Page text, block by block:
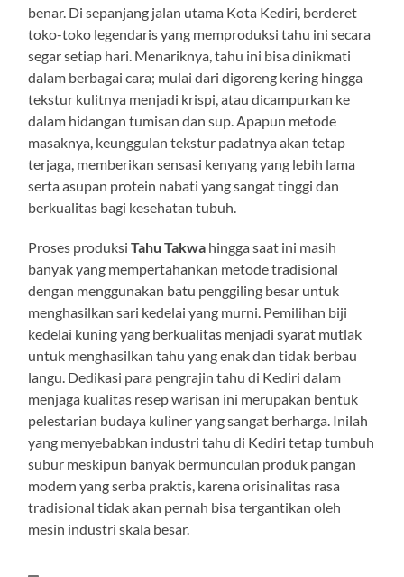
benar. Di sepanjang jalan utama Kota Kediri, berderet
toko-toko legendaris yang memproduksi tahu ini secara
segar setiap hari. Menariknya, tahu ini bisa dinikmati
dalam berbagai cara; mulai dari digoreng kering hingga
tekstur kulitnya menjadi krispi, atau dicampurkan ke
dalam hidangan tumisan dan sup. Apapun metode
masaknya, keunggulan tekstur padatnya akan tetap
terjaga, memberikan sensasi kenyang yang lebih lama
serta asupan protein nabati yang sangat tinggi dan
berkualitas bagi kesehatan tubuh.
Proses produksiTahu Takwa hingga saat ini masih
banyak yang mempertahankan metode tradisional
dengan menggunakan batu penggiling besar untuk
menghasilkan sari kedelai yang murni. Pemilihan biji
kedelai kuning yang berkualitas menjadi syarat mutlak
untuk menghasilkan tahu yang enak dan tidak berbau
langu. Dedikasi para pengrajin tahu di Kediri dalam
menjaga kualitas resep warisan ini merupakan bentuk
pelestarian budaya kuliner yang sangat berharga. Inilah
yang menyebabkan industri tahu di Kediri tetap tumbuh
subur meskipun banyak bermunculan produk pangan
modern yang serba praktis, karena orisinalitas rasa
tradisional tidak akan pernah bisa tergantikan oleh
mesin industri skala besar.